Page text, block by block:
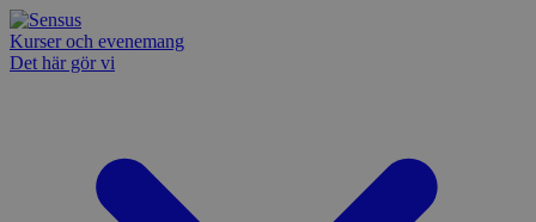
Kurser och evenemang
Det här gör vi